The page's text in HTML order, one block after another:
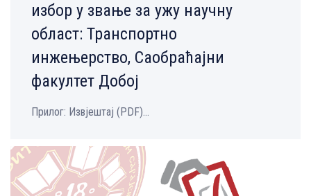
избор у звање за ужу научну
област: Транспортно
инжењерство, Саобраћајни
факултет Добој
Прилог: Извјештај (PDF)...